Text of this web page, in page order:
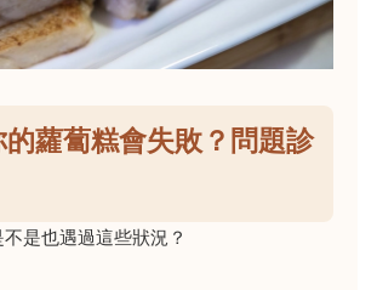
蘿蔔糕會失敗？問題診
是也遇過這些狀況？